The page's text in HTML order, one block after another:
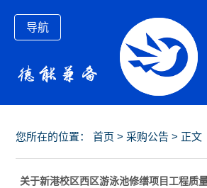
导航
您所在的位置：首页 >采购公告 > 正文
关于新港校区西区游泳池修缮项目工程质